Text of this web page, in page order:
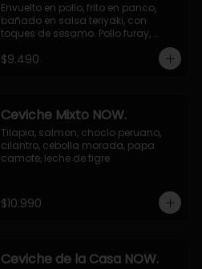
Envuelto en pollo, frito en panco,
bañado en salsa teriyaki, con
toques de sesamo. Pollo furay,
queso, champiñon furay, cebollin.
$9.490
Ceviche Mixto NOW.
Tilapia, salmon, choclo peruano,
cilantro, cebolla morada, papa
camote, leche de tigre.
$10.990
Ceviche de la Casa NOW.